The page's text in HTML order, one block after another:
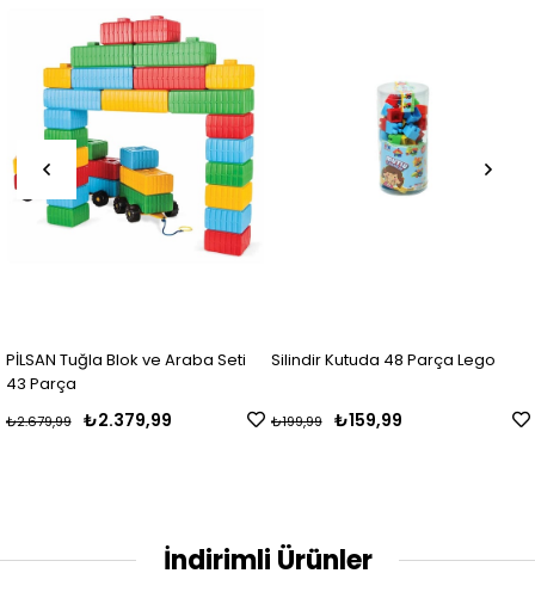
Tuğla Blok ve Araba Seti
₺2.379,99
Silindir Kutuda 48 Parça Lego
₺159,99
₺199,99
İndirimli Ürünler